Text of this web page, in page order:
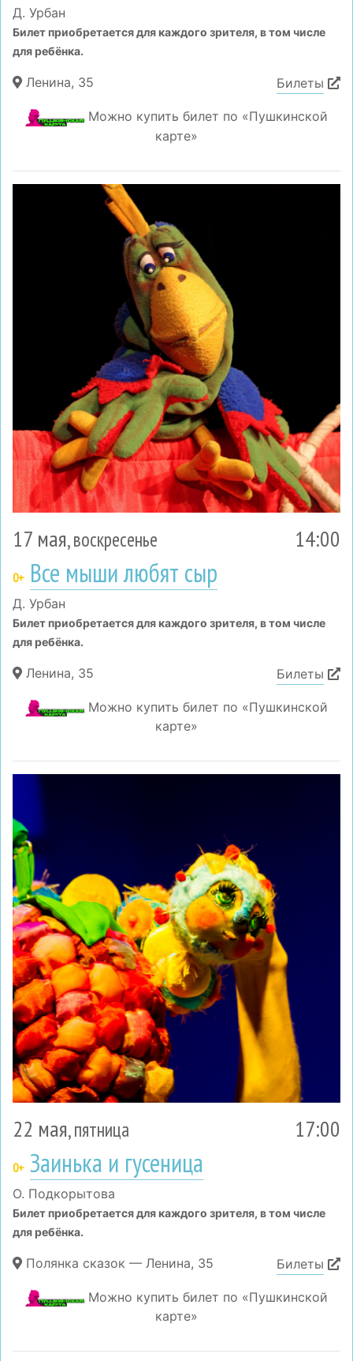
Д. Урбан
Билет приобретается для каждого зрителя, в том числе
для ребёнка.
Ленина, 35 Билеты
Можно купить билет по «Пушкинской
карте»
17 мая, воскресенье 14:00
0+ Все мыши любят сыр
Д. Урбан
Билет приобретается для каждого зрителя, в том числе
для ребёнка.
Ленина, 35 Билеты
Можно купить билет по «Пушкинской
карте»
22 мая, пятница 17:00
0+ Заинька и гусеница
О. Подкорытова
Билет приобретается для каждого зрителя, в том числе
для ребёнка.
Полянка сказок — Ленина, 35 Билеты
Можно купить билет по «Пушкинской
карте»